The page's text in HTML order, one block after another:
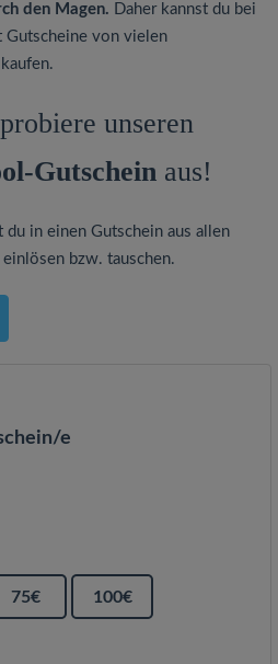
den Magen. Daher kannst du bei
Gutscheine von vielen
unseren
Gutschein aus!
du in einen Gutschein aus allen
bzw. tauschen.
e
75€ 100€